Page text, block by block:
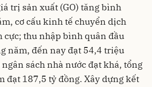
trị sản xuất (GO) tăng bình
cơ cấu kinh tế chuyển dịch
cực; thu nhập bình quân đầu
năm, đến nay đạt 54,4 triệu
sách nhà nước đạt khá, tổng
đạt 187,5 tỷ đồng. Xây dựng kết